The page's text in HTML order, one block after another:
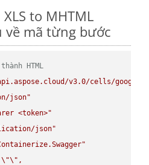
to MHTML
về mã từng bước
HTML
v3.0/cells/
json"
<token>"
json"
\"\" ,